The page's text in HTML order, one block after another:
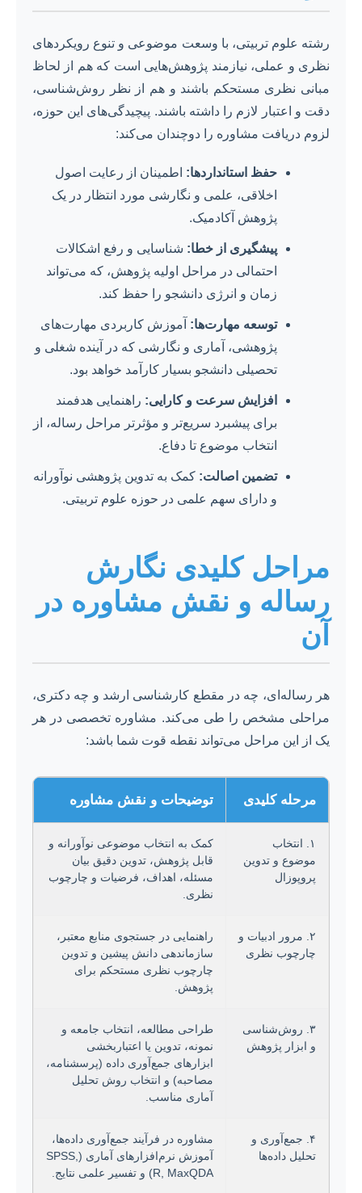
رشته علوم تربیتی، با وسعت موضوعی و تنوع رویکردهای
نظری و عملی، نیازمند پژوهش‌هایی است که هم از لحاظ
مبانی نظری مستحکم باشند و هم از نظر روش‌شناسی،
دقت و اعتبار لازم را داشته باشند. پیچیدگی‌های این حوزه،
لزوم دریافت مشاوره را دوچندان می‌کند:
حفظ استانداردها: اطمینان از رعایت اصول
اخلاقی، علمی و نگارشی مورد انتظار در یک
پژوهش آکادمیک.
پیشگیری از خطا: شناسایی و رفع اشکالات
احتمالی در مراحل اولیه پژوهش، که می‌تواند
زمان و انرژی دانشجو را حفظ کند.
توسعه مهارت‌ها: آموزش کاربردی مهارت‌های
پژوهشی، آماری و نگارشی که در آینده شغلی و
تحصیلی دانشجو بسیار کارآمد خواهد بود.
افزایش سرعت و کارایی: راهنمایی هدفمند
برای پیشبرد سریع‌تر و مؤثرتر مراحل رساله، از
انتخاب موضوع تا دفاع.
تضمین اصالت: کمک به تدوین پژوهشی نوآورانه
و دارای سهم علمی در حوزه علوم تربیتی.
مراحل کلیدی نگارش
رساله و نقش مشاوره در
آن
هر رساله‌ای، چه در مقطع کارشناسی ارشد و چه دکتری،
مراحلی مشخص را طی می‌کند. مشاوره تخصصی در هر
یک از این مراحل می‌تواند نقطه قوت شما باشد:
مرحله کلیدی توضیحات و نقش مشاوره
۱. انتخاب
موضوع و تدوین
پروپوزال
کمک به انتخاب موضوعی نوآورانه و
قابل پژوهش، تدوین دقیق بیان
مسئله، اهداف، فرضیات و چارچوب
نظری.
۲. مرور ادبیات و
چارچوب نظری
راهنمایی در جستجوی منابع معتبر،
سازماندهی دانش پیشین و تدوین
چارچوب نظری مستحکم برای
پژوهش.
۳. روش‌شناسی
و ابزار پژوهش
طراحی مطالعه، انتخاب جامعه و
نمونه، تدوین یا اعتباربخشی
ابزارهای جمع‌آوری داده (پرسشنامه،
مصاحبه) و انتخاب روش تحلیل
آماری مناسب.
۴. جمع‌آوری و
تحلیل داده‌ها
مشاوره در فرآیند جمع‌آوری داده‌ها،
آموزش نرم‌افزارهای آماری (SPSS,
R, MaxQDA) و تفسیر علمی نتایج.